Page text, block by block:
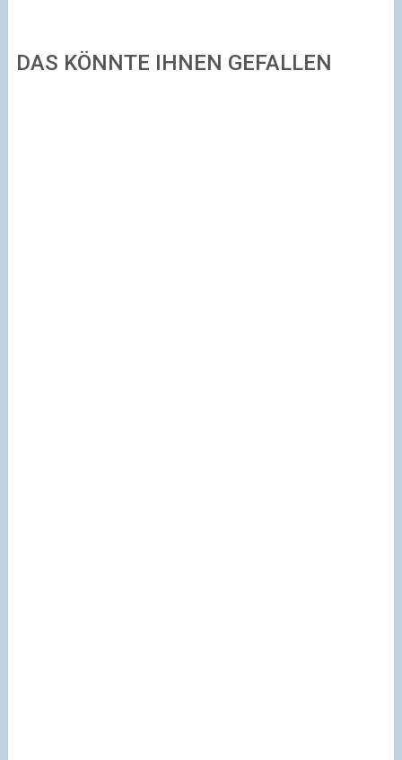
DAS KÖNNTE IHNEN GEFALLEN